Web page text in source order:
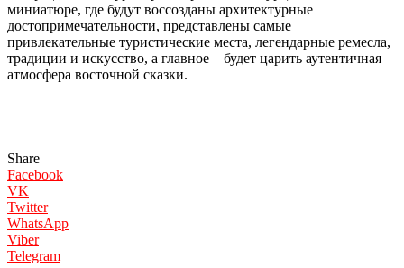
миниатюре, где будут воссозданы архитектурные
достопримечательности, представлены самые
привлекательные туристические места, легендарные ремесла,
традиции и искусство, а главное – будет царить аутентичная
атмосфера восточной сказки.
Share
Facebook
VK
Twitter
WhatsApp
Viber
Telegram